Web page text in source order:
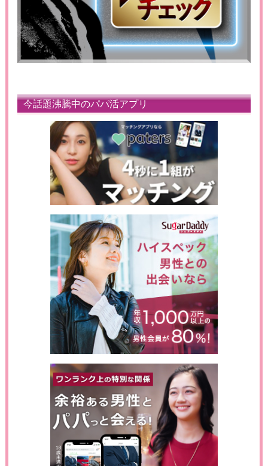
今話題沸騰中のパパ活アプリ